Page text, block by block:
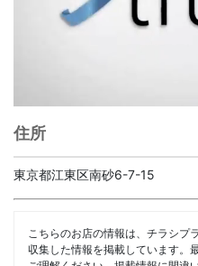
住所
東京都江東区南砂6-7-15
こちらのお店の情報は、チラシプ
収集した情報を掲載しています。